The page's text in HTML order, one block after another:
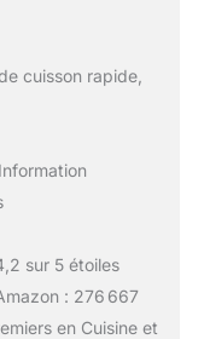
cuisson rapide,
sur 5 étoiles
: 276 667
en Cuisine et